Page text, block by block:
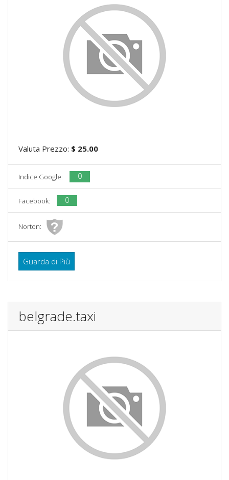
Valuta Prezzo: $ 25.00
Indice Google: 0
Facebook: 0
Norton:
Guarda di Più
belgrade.taxi